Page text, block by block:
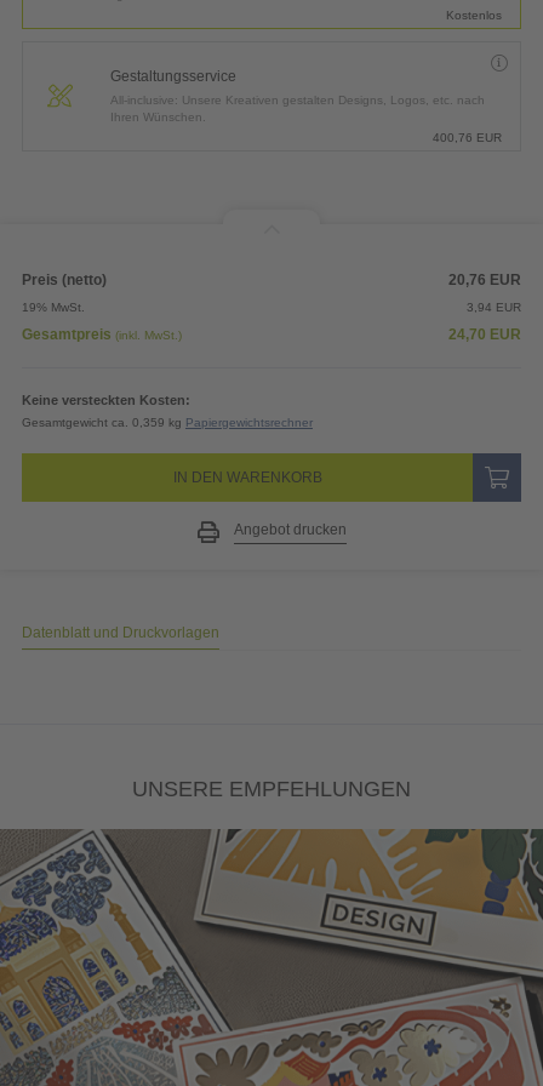
Kostenlos
Gestaltungsservice
All-inclusive: Unsere Kreativen gestalten Designs, Logos, etc. nach
Ihren Wünschen.
400,76 EUR
Preis (netto) 20,76 EUR
19% MwSt. 3,94 EUR
Gesamtpreis (inkl. MwSt.) 24,70 EUR
Keine versteckten Kosten:
Gesamtgewicht ca. 0,359 kg Papiergewichtsrechner
IN DEN WARENKORB
Angebot drucken
Datenblatt und Druckvorlagen
UNSERE EMPFEHLUNGEN